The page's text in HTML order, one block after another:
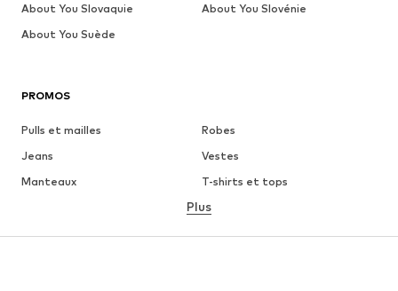
PROMOS
Pulls et mailles
Robes
Jeans
Vestes
Manteaux
T-shirts et tops
Lingerie
Plus
About You Slovaquie
About You Slovénie
About You Suède